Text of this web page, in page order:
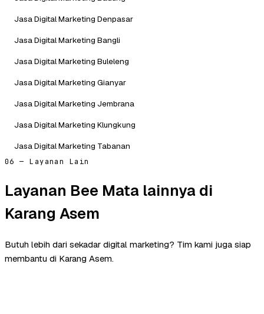
Jasa Digital Marketing Denpasar
Jasa Digital Marketing Bangli
Jasa Digital Marketing Buleleng
Jasa Digital Marketing Gianyar
Jasa Digital Marketing Jembrana
Jasa Digital Marketing Klungkung
Jasa Digital Marketing Tabanan
06 — Layanan Lain
Layanan Bee Mata lainnya di
Karang Asem
Butuh lebih dari sekadar digital marketing? Tim kami juga siap
membantu di Karang Asem.